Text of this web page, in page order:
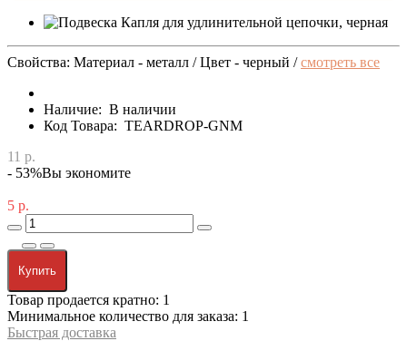
Свойства: Материал - металл / Цвет - черный /смотреть все
Наличие: В наличии
Код Товара: TEARDROP-GNM
11 р.
- 53%Вы экономите
5 р.
Купить
Товар продается кратно: 1
Минимальное количество для заказа: 1
Быстрая доставка